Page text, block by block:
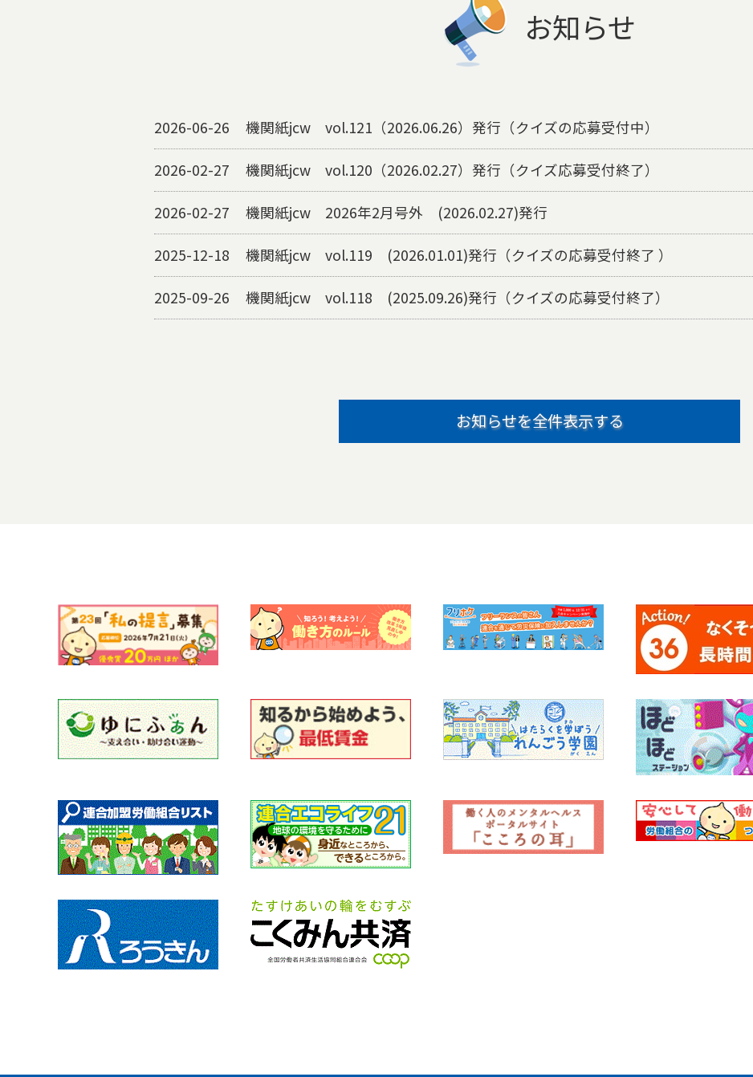
お知らせ
2026-06-26 機関紙jcw vol.121（2026.06.26）発行（クイズの応募受付中）
2026-02-27 機関紙jcw vol.120（2026.02.27）発行（クイズ応募受付終了）
2026-02-27 機関紙jcw 2026年2月号外 (2026.02.27)発行
2025-12-18 機関紙jcw vol.119 (2026.01.01)発行（クイズの応募受付終了 ）
2025-09-26 機関紙jcw vol.118 (2025.09.26)発行（クイズの応募受付終了）
お知らせを全件表示する